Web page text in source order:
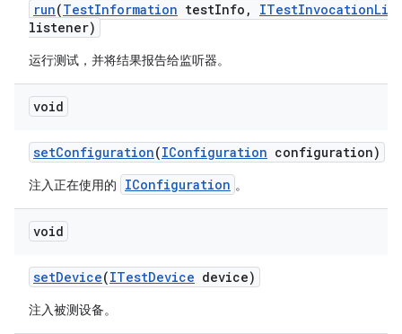
run(TestInformation testInfo , ITestInvocation
listener)
运行测试，并将结果报告给监听器。
void
setConfiguration(IConfiguration configuration)
注入正在使用的 IConfiguration 。
void
setDevice(ITestDevice device)
注入被测设备。